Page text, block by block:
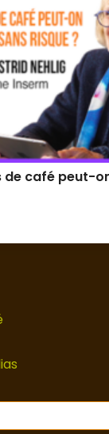
de café peut-